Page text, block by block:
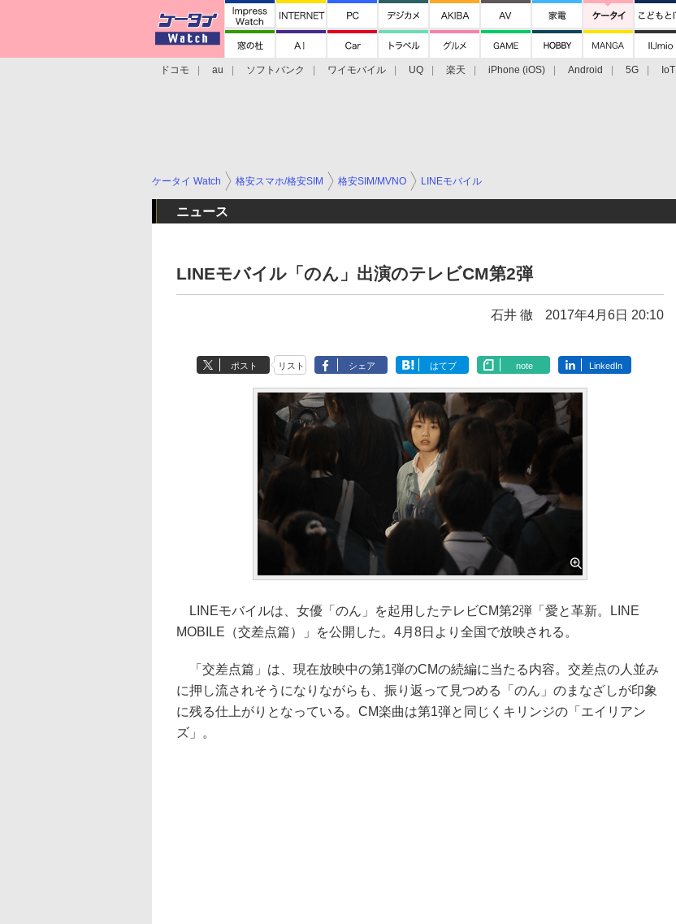
ドコモ au ソフトバンク ワイモバイル UQ 楽天 iPhone (iOS) Android 5G IoT
ケータイ Watch 格安スマホ/格安SIM 格安SIM/MVNO LINEモバイル
ニュース
LINEモバイル「のん」出演のテレビCM第2弾
石井 徹 2017年4月6日 20:10
ポスト リスト シェア はてブ note LinkedIn
LINEモバイルは、女優「のん」を起用したテレビCM第2弾「愛と革新。LINE
MOBILE（交差点篇）」を公開した。4月8日より全国で放映される。
「交差点篇」は、現在放映中の第1弾のCMの続編に当たる内容。交差点の人並み
に押し流されそうになりながらも、振り返って見つめる「のん」のまなざしが印象
に残る仕上がりとなっている。CM楽曲は第1弾と同じくキリンジの「エイリアン
ズ」。